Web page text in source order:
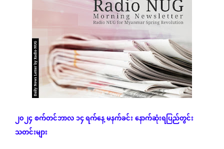
၂၀၂၄စက်တင်ဘာလ၁၄ ရက်နေ့မနက်ခင်းနောက်ဆုံးရပြည်တွင်း
သတင်းများ